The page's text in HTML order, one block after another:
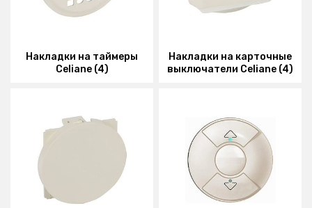
Накладки на таймеры
Celiane (4)
Накладки на карточные
выключатели Celiane (4)